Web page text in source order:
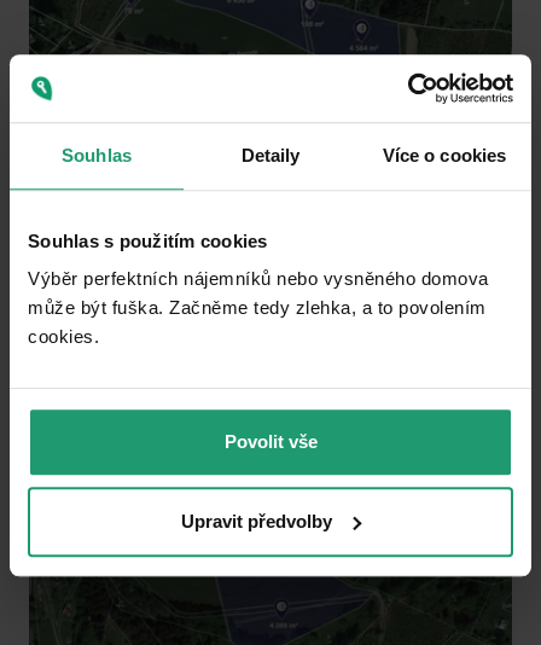
Souhlas Detaily Více o cookies
Souhlas s použitím cookies
Výběr perfektních nájemníků nebo vysněného domova
může být fuška. Začněme tedy zlehka, a to povolením
cookies.​
Povolit vše
Upravit předvolby
PLOT FOR SALE
744m²
Public transport 8 minutes of walking
25000
Add to favorites